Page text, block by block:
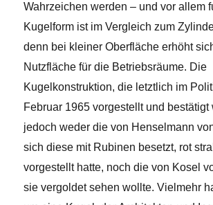
Wahrzeichen werden – und vor allem
Kugelform ist im Vergleich zum
denn bei kleiner Oberfläche erhöht
Nutzfläche für die Betriebsräume. Die
Kugelkonstruktion, die letztlich im
Februar 1965 vorgestellt und bestätigt
jedoch weder die von Henselmann
sich diese mit Rubinen besetzt, rot
vorgestellt hatte, noch die von Kosel
sie vergoldet sehen wollte. Vielmehr